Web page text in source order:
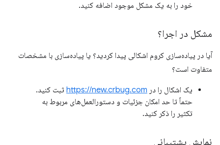
خود را به یک مشکل موجود اضافه کنید.
مشکل در اجرا؟
آیا در پیاده‌سازی کروم اشکالی پیدا کردید؟ یا پیاده‌سازی با مشخصات
متفاوت است؟
یک اشکال را در https://new.crbug.com ثبت کنید.
حتماً تا حد امکان جزئیات و دستورالعمل‌های مربوط به
تکثیر را ذکر کنید.
نمایش پشتیبانی